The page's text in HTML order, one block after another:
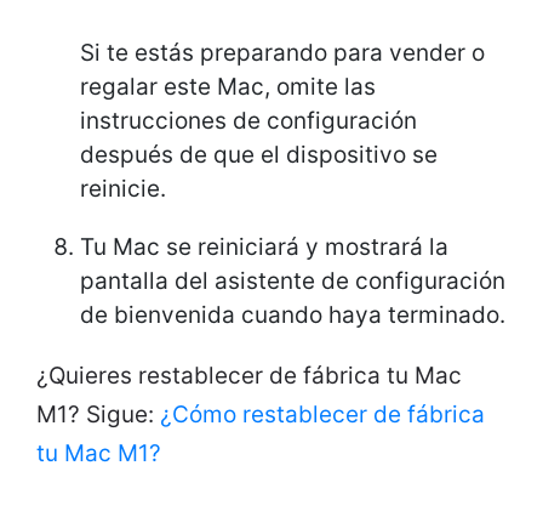
Si te estás preparando para vender o
regalar este Mac, omite las
instrucciones de configuración
después de que el dispositivo se
reinicie.
Tu Mac se reiniciará y mostrará la
pantalla del asistente de configuración
de bienvenida cuando haya terminado.
¿Quieres restablecer de fábrica tu Mac
M1? Sigue: ¿Cómo restablecer de fábrica
tu Mac M1?